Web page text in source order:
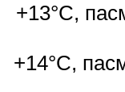
+13°C,
+14°C,